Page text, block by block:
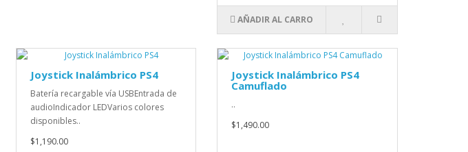
AÑADIR AL CARRO
Joystick Inalámbrico PS4
Batería recargable vía USBEntrada de
audioIndicador LEDVarios colores
disponibles..
$1,190.00
Joystick Inalámbrico PS4
Camuflado
..
$1,490.00